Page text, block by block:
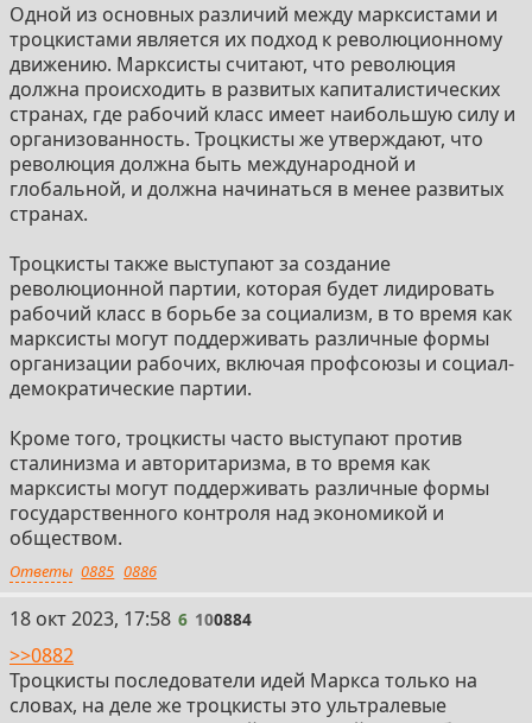
Одной из основных различий между марксистами и
троцкистами является их подход к революционному
движению. Марксисты считают, что революция
должна происходить в развитых капиталистических
странах, где рабочий класс имеет наибольшую силу и
организованность. Троцкисты же утверждают, что
революция должна быть международной и
глобальной, и должна начинаться в менее развитых
странах.
Троцкисты также выступают за создание
революционной партии, которая будет лидировать
рабочий класс в борьбе за социализм, в то время как
марксисты могут поддерживать различные формы
организации рабочих, включая профсоюзы и социал-
демократические партии.
Кроме того, троцкисты часто выступают против
сталинизма и авторитаризма, в то время как
марксисты могут поддерживать различные формы
государственного контроля над экономикой и
обществом.
Ответы 0885 0886
6
18 окт 2023, 17:58 6 100884
>>0882
Троцкисты последователи идей Маркса только на
словах, на деле же троцкисты это ультралевые